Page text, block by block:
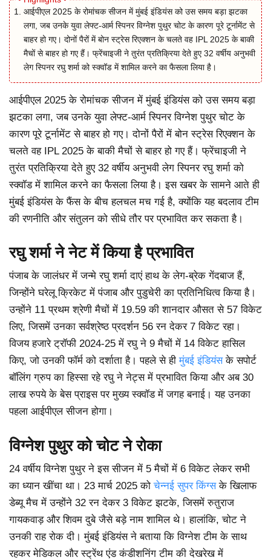
आईपीएल 2025 के रोमांचक सीजन में मुंबई इंडियंस को उस समय बड़ा झटका
लगा, जब उनके युवा लेफ्ट-आर्म स्पिनर विग्नेश पुथुर चोट के कारण पूरे टूर्नामेंट से
बाहर हो गए। दोनों पैरों में बोन स्ट्रेस रिएक्शन के चलते वह IPL 2025 के बाकी
मैचों से बाहर हो गए हैं। फ्रेंचाइजी ने तुरंत प्रतिक्रिया देते हुए 32 वर्षीय अनुभवी
लेग स्पिनर रघु शर्मा को स्क्वॉड में शामिल करने का फैसला लिया है।
आईपीएल 2025 के रोमांचक सीजन में मुंबई इंडियंस को उस समय बड़ा
झटका लगा, जब उनके युवा लेफ्ट-आर्म स्पिनर विग्नेश पुथुर चोट के
कारण पूरे टूर्नामेंट से बाहर हो गए। दोनों पैरों में बोन स्ट्रेस रिएक्शन के
चलते वह IPL 2025 के बाकी मैचों से बाहर हो गए हैं। फ्रेंचाइजी ने
तुरंत प्रतिक्रिया देते हुए 32 वर्षीय अनुभवी लेग स्पिनर रघु शर्मा को
स्क्वॉड में शामिल करने का फैसला लिया है। इस खबर के सामने आते ही
मुंबई इंडियंस के फैंस के बीच हलचल मच गई है, क्योंकि यह बदलाव टीम
की रणनीति और संतुलन को सीधे तौर पर प्रभावित कर सकता है।
रघु शर्मा ने नेट में किया है प्रभावित
पंजाब के जालंधर में जन्मे रघु शर्मा दाएं हाथ के लेग-ब्रेक गेंदबाज हैं,
जिन्होंने घरेलू क्रिकेट में पंजाब और पुडुचेरी का प्रतिनिधित्व किया है।
उन्होंने 11 प्रथम श्रेणी मैचों में 19.59 की शानदार औसत से 57 विकेट
लिए, जिसमें उनका सर्वश्रेष्ठ प्रदर्शन 56 रन देकर 7 विकेट रहा।
विजय हजारे ट्रॉफी 2024-25 में रघु ने 9 मैचों में 14 विकेट हासिल
किए, जो उनकी फॉर्म को दर्शाता है। पहले से हीमुंबई इंडियंसके सपोर्ट
बॉलिंग ग्रुप का हिस्सा रहे रघु ने नेट्स में प्रभावित किया और अब 30
लाख रुपये के बेस प्राइस पर मुख्य स्क्वॉड में जगह बनाई। यह उनका
पहला आईपीएल सीजन होगा।
विग्नेश पुथुर को चोट ने रोका
24 वर्षीय विग्नेश पुथुर ने इस सीजन में 5 मैचों में 6 विकेट लेकर सभी
का ध्यान खींचा था। 23 मार्च 2025 कोचेन्नई सुपर किंग्सके खिलाफ
डेब्यू मैच में उन्होंने 32 रन देकर 3 विकेट झटके, जिसमें रुतुराज
गायकवाड़ और शिवम दुबे जैसे बड़े नाम शामिल थे। हालांकि, चोट ने
उनकी राह रोक दी। मुंबई इंडियंस ने बताया कि विग्नेश टीम के साथ
रहकर मेडिकल और स्ट्रेंथ एंड कंडीशनिंग टीम की देखरेख में